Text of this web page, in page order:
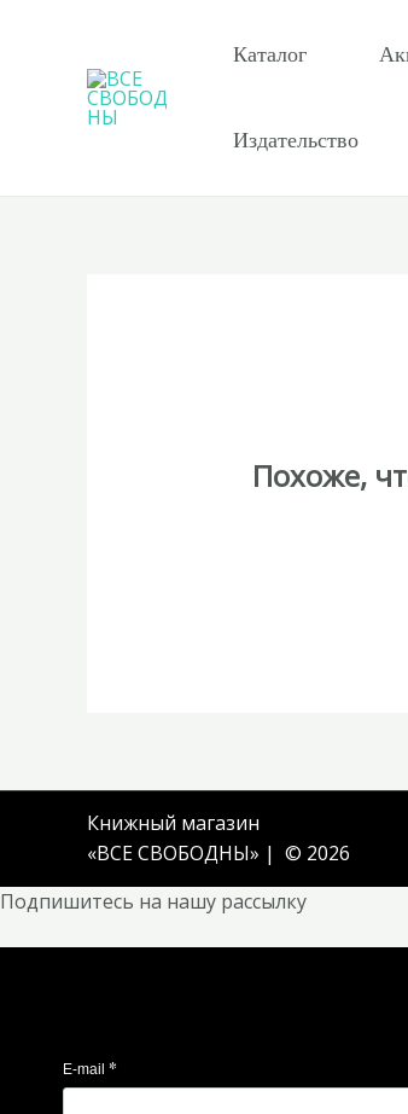
содержимому
Каталог
Издательство
Похоже,
Книжный магазин
«ВСЕ СВОБОДНЫ» | © 2026
Подпишитесь на нашу рассылку
E-mail *